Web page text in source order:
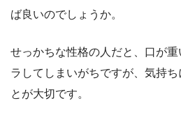
ば良いのでしょうか。
せっかちな性格の人だと、口が
ラしてしまいがちですが、気持
とが大切です。